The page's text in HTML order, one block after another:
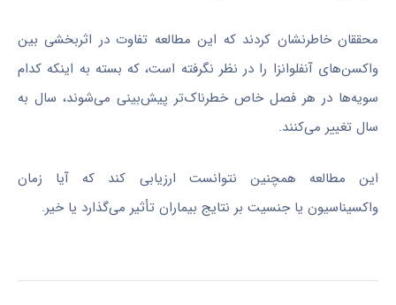
محققان خاطرنشان کردند که این مطالعه تفاوت در اثربخشی بین
واکسن‌های آنفلوانزا را در نظر نگرفته است، که بسته به اینکه کدام
سویه‌ها در هر فصل خاص خطرناک‌تر پیش‌بینی می‌شوند، سال به
سال تغییر می‌کنند.
این مطالعه همچنین نتوانست ارزیابی کند که آیا زمان
واکسیناسیون یا جنسیت بر نتایج بیماران تأثیر می‌گذارد یا خیر.